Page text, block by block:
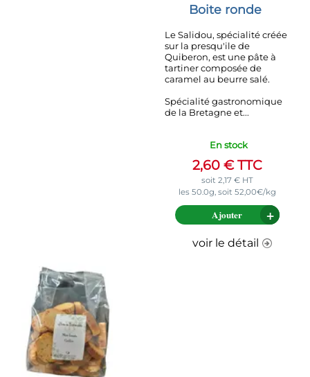
Boite ronde
Le Salidou, spécialité créée
sur la presqu'ile de
Quiberon, est une pâte à
tartiner composée de
caramel au beurre salé.
Spécialité gastronomique
de la Bretagne et...
En stock
2,60 €TTC
soit 2,17 €HT
les 50.0g, soit 52,00€/kg
Ajouter
voir le détail